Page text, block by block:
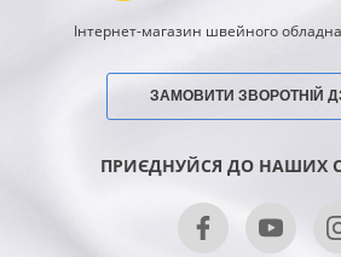
Інтернет-магазин швейного
ЗАМОВИТИ ЗВОРОТНІЙ
ПРИЄДНУЙСЯ ДО НАШИХ